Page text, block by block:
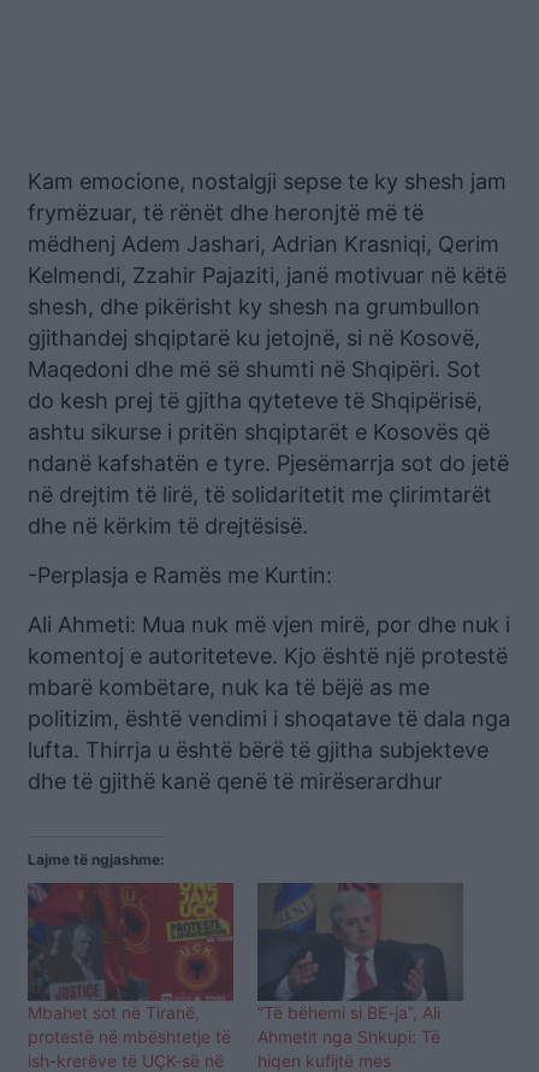
Kam emocione, nostalgji sepse te ky shesh jam
frymëzuar, të rënët dhe heronjtë më të
mëdhenj Adem Jashari, Adrian Krasniqi, Qerim
Kelmendi, Zzahir Pajaziti, janë motivuar në këtë
shesh, dhe pikërisht ky shesh na grumbullon
gjithandej shqiptarë ku jetojnë, si në Kosovë,
Maqedoni dhe më së shumti në Shqipëri. Sot
do kesh prej të gjitha qyteteve të Shqipërisë,
ashtu sikurse i pritën shqiptarët e Kosovës që
ndanë kafshatën e tyre. Pjesëmarrja sot do jetë
në drejtim të lirë, të solidaritetit me çlirimtarët
dhe në kërkim të drejtësisë.
-Perplasja e Ramës me Kurtin:
Ali Ahmeti: Mua nuk më vjen mirë, por dhe nuk i
komentoj e autoriteteve. Kjo është një protestë
mbarë kombëtare, nuk ka të bëjë as me
politizim, është vendimi i shoqatave të dala nga
lufta. Thirrja u është bërë të gjitha subjekteve
dhe të gjithë kanë qenë të mirëserardhur
Lajme të ngjashme:
Mbahet sot në Tiranë,
protestë në mbështetje të
ish-krerëve të UÇK-së në
“Të bëhemi si BE-ja”, Ali
Ahmetit nga Shkupi: Të
hiqen kufijtë mes